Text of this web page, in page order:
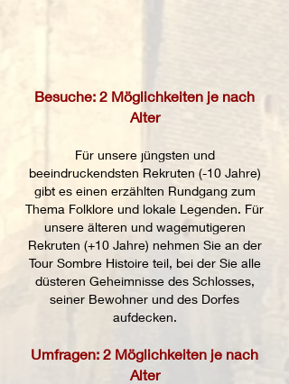
Besuche: 2 Möglichkeiten je nach
Alter
Für unsere jüngsten und
beeindruckendsten Rekruten (-10 Jahre)
gibt es einen erzählten Rundgang zum
Thema Folklore und lokale Legenden. Für
unsere älteren und wagemutigeren
Rekruten (+10 Jahre) nehmen Sie an der
Tour Sombre Histoire teil, bei der Sie alle
düsteren Geheimnisse des Schlosses,
seiner Bewohner und des Dorfes
aufdecken.
Umfragen: 2 Möglichkeiten je nach
Alter